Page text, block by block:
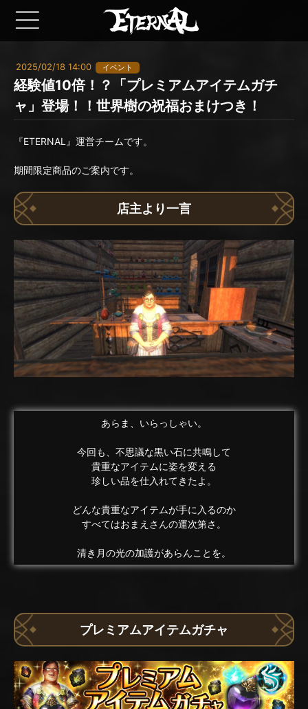
2025/02/18 14:00 イベント
経験値10倍！？「プレミアムアイテムガチ
ャ」登場！！世界樹の祝福おまけつき！
『ETERNAL』運営チームです。
期間限定商品のご案内です。
店主より一言
あらま、いらっしゃい。
今回も、不思議な黒い石に共鳴して
貴重なアイテムに姿を変える
珍しい品を仕入れてきたよ。
どんな貴重なアイテムが手に入るのか
すべてはおまえさんの運次第さ。
清き月の光の加護があらんことを。
プレミアムアイテムガチャ